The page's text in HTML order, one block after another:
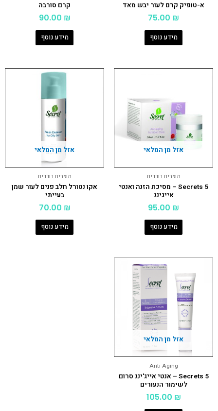
א-טופיק קרם לעור יבש מאד
₪
75.00
מידע נוסף
קרם סורבה
₪
90.00
מידע נוסף
אזל מן המלאי
מוצרים בודדים
5 Secrets – מסיכת הזנה ואנטי
אייגינג
₪
95.00
מידע נוסף
אזל מן המלאי
מוצרים בודדים
אקו נטורל חלב פנים לעור שמן
בעייתי
₪
70.00
מידע נוסף
אזל מן המלאי
Anti Aging
5 Secrets – אנטי אייג'ינג סרום
לשימור הנעורים
₪
105.00